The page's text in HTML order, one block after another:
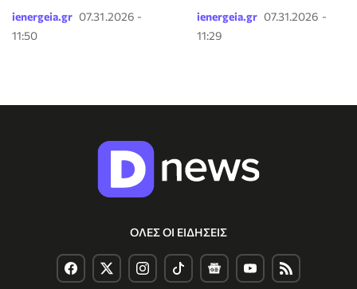
ienergeia.gr 07.31.2026 -
11:50
ienergeia.gr 07.31.2026 -
11:29
ΟΛΕΣ ΟΙ ΕΙΔΗΣΕΙΣ